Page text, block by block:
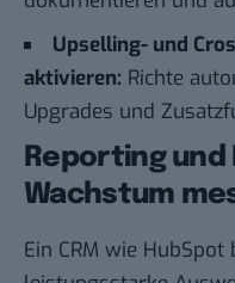
Upselling- und
aktivieren: Richte
Upgrades und
Reporting und
Wachstum
Ein CRM wie HubSpot